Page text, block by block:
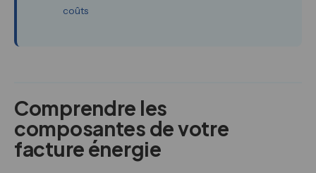
coûts
Comprendre les
composantes de votre
facture énergie